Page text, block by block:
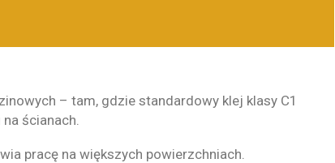
– tam, gdzie standardowy klej klasy C1
ścianach.
pracę na większych powierzchniach.